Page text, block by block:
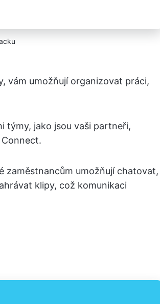
vám umožňují organizovat práci,
týmy, jako jsou vaši partneři,
zaměstnancům umožňují chatovat,
klipy, což komunikaci